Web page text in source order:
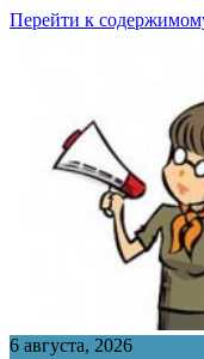
Перейти к
6 августа, 2026